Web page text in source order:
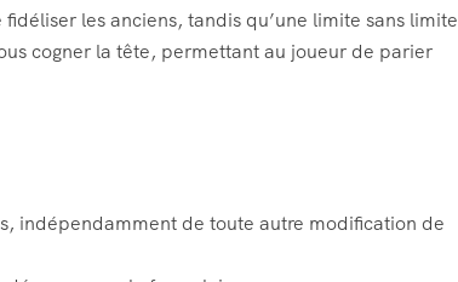
les anciens, tandis qu’une limite sans limite
cogner la tête, permettant au joueur de parier
indépendamment de toute autre modification de